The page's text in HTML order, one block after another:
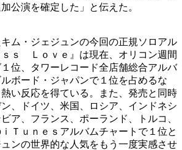
公演を確定した」と伝えた。
ム・ジェジュンの今回の正規ソロアル
ｓ Ｌｏｖｅ』は現在、オリコン週間
位、タワーレコード全店舗総合アルバ
ボード・ジャパンで１位を占めるな
い反応を得ている。また、発売と同時
、ドイツ、米国、ロシア、インドネシ
ア、フランス、ポーランド、トルコ、
Ｔｕｎｅｓアルバムチャートで１位と
ンの世界的な人気をもう一度実感させ